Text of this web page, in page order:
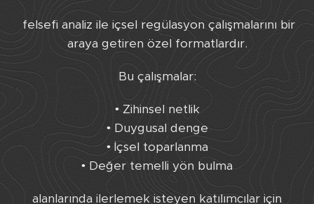
felsefi analiz ile içsel regülasyon çalışmalarını bir
araya getiren özel formatlardır.
Bu çalışmalar:
• Zihinsel netlik
• Duygusal denge
• İçsel toparlanma
• Değer temelli yön bulma
alanlarında ilerlemek isteyen katılımcılar için